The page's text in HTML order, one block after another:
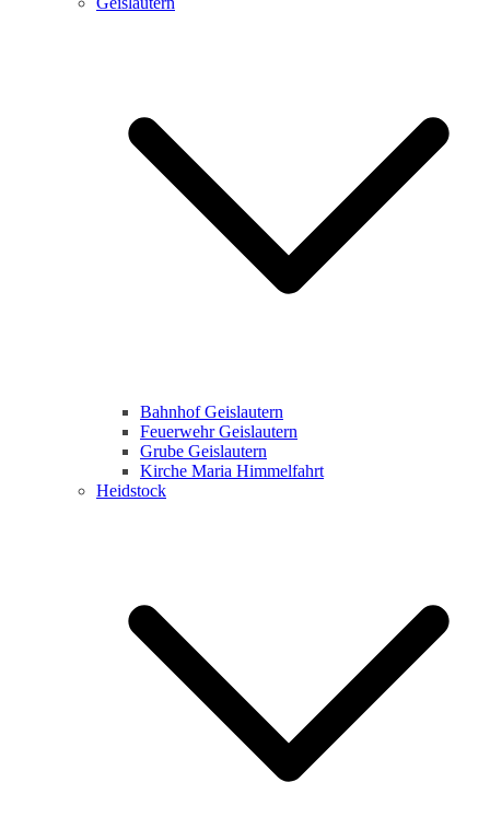
Bahnhof Geislautern
Feuerwehr Geislautern
Grube Geislautern
Kirche Maria Himmelfahrt
Heidstock